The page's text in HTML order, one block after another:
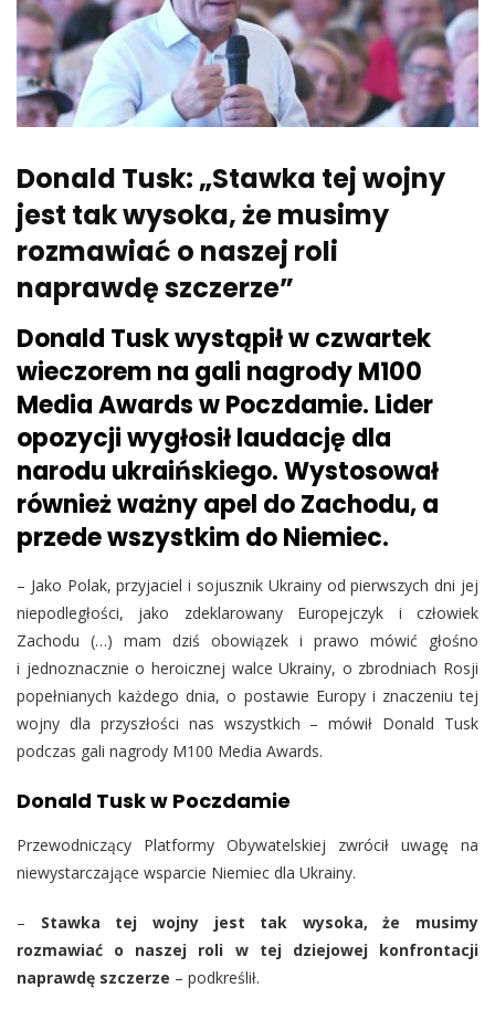
Donald Tusk: „Stawka tej wojny
jest tak wysoka, że musimy
rozmawiać o naszej roli
naprawdę szczerze”
Donald Tusk wystąpił w czwartek
wieczorem na gali nagrody M100
Media Awards w Poczdamie. Lider
opozycji wygłosił laudację dla
narodu ukraińskiego. Wystosował
również ważny apel do Zachodu, a
przede wszystkim do Niemiec.
– Jako Polak, przyjaciel i sojusznik Ukrainy od pierwszych dni jej
niepodległości, jako zdeklarowany Europejczyk i człowiek
Zachodu (…) mam dziś obowiązek i prawo mówić głośno
i jednoznacznie o heroicznej walce Ukrainy, o zbrodniach Rosji
popełnianych każdego dnia, o postawie Europy i znaczeniu tej
wojny dla przyszłości nas wszystkich – mówił Donald Tusk
podczas gali nagrody M100 Media Awards.
Donald Tusk w Poczdamie
Przewodniczący Platformy Obywatelskiej zwrócił uwagę na
niewystarczające wsparcie Niemiec dla Ukrainy.
– Stawka tej wojny jest tak wysoka, że musimy
rozmawiać o naszej roli w tej dziejowej konfrontacji
naprawdę szczerze – podkreślił.